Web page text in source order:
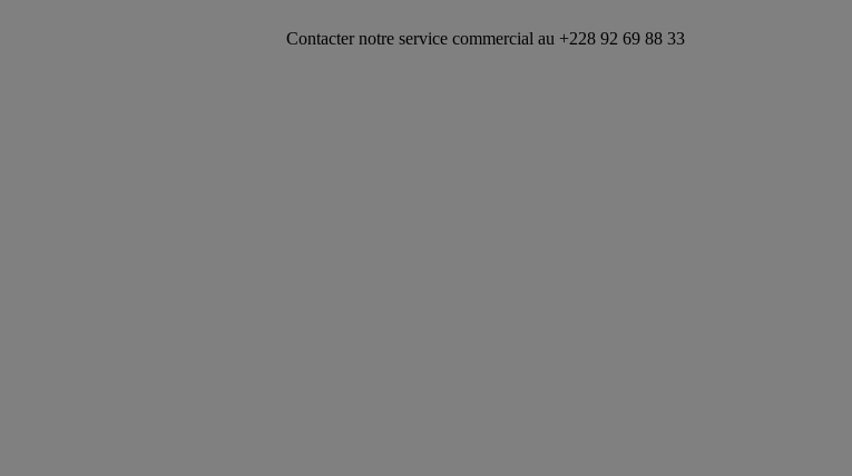
Contacter notre service commercial au +228 92 69 88 33